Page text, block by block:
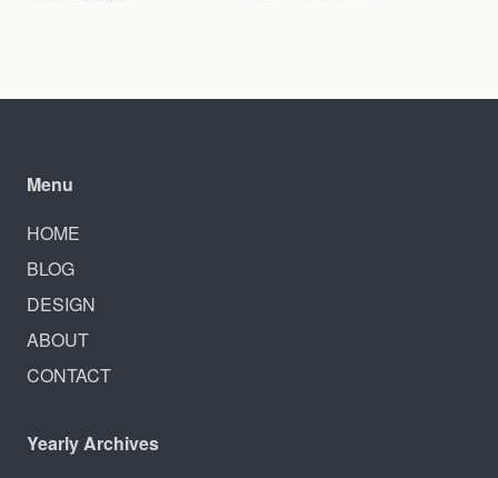
Menu
HOME
BLOG
DESIGN
ABOUT
CONTACT
Yearly Archives